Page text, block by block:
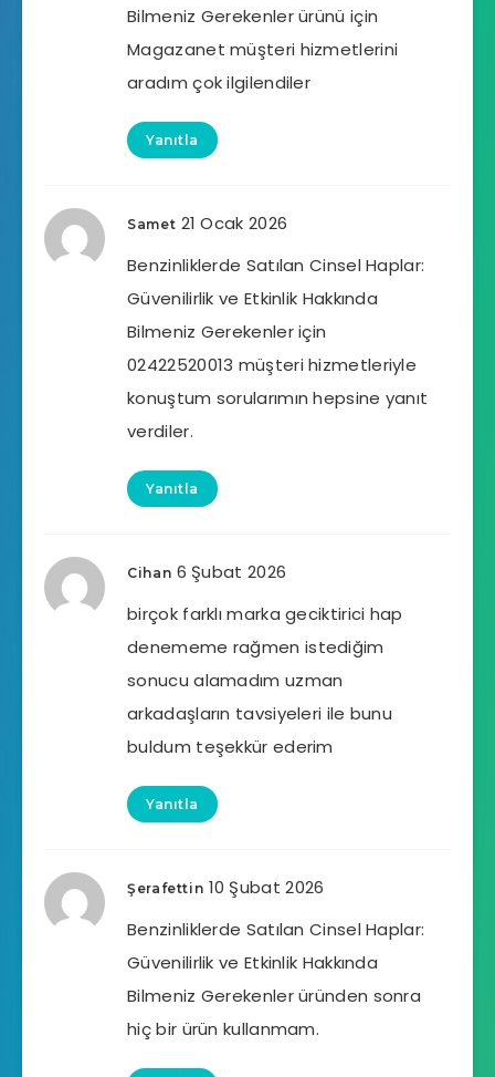
Bilmeniz Gerekenler ürünü için
Magazanet müşteri hizmetlerini
aradım çok ilgilendiler
Yanıtla
Samet 21 Ocak 2026
Benzinliklerde Satılan Cinsel Haplar:
Güvenilirlik ve Etkinlik Hakkında
Bilmeniz Gerekenler için
02422520013 müşteri hizmetleriyle
konuştum sorularımın hepsine yanıt
verdiler.
Yanıtla
Cihan 6 Şubat 2026
birçok farklı marka geciktirici hap
denememe rağmen istediğim
sonucu alamadım uzman
arkadaşların tavsiyeleri ile bunu
buldum teşekkür ederim
Yanıtla
Şerafettin 10 Şubat 2026
Benzinliklerde Satılan Cinsel Haplar:
Güvenilirlik ve Etkinlik Hakkında
Bilmeniz Gerekenler üründen sonra
hiç bir ürün kullanmam.